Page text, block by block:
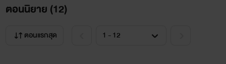
ตอนนิยาย (12)
ตอนแรกสุด